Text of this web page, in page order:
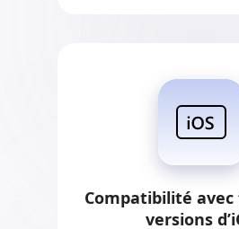
Compatibilité
versions